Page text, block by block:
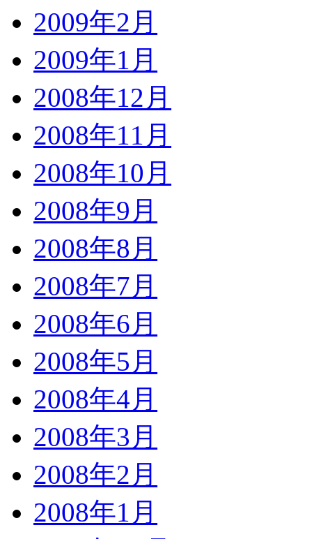
2009年2月
2009年1月
2008年12月
2008年11月
2008年10月
2008年9月
2008年8月
2008年7月
2008年6月
2008年5月
2008年4月
2008年3月
2008年2月
2008年1月